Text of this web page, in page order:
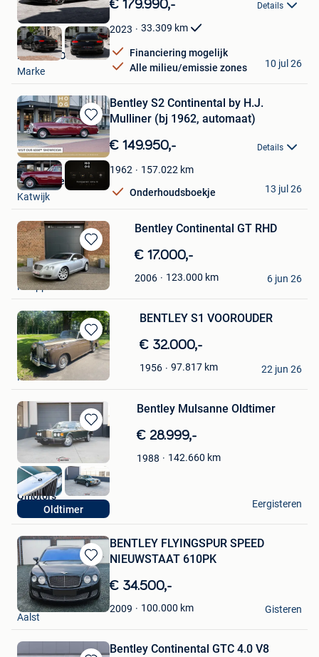
Mijn
Favorieten
€ 179.990,- Details
2023 33.309 km
Financiering mogelijk
Alle milieu/emissie zones
BST MOTORS BV
Marke
10 jul 26
Bewaren
in
Mijn
Favorieten
Bentley S2 Continental by H.J.
Mulliner (bj 1962, automaat)
€ 149.950,- Details
1962 157.022 km
Onderhoudsboekje
HooG Selections
Katwijk
13 jul 26
Bewaren
in
Mijn
Favorieten
Bentley Continental GT RHD
€ 17.000,-
2006 123.000 km
quentin_008
Philippeville
6 jun 26
Bewaren
in
Favorieten
BENTLEY S1 VOOROUDER
€ 32.000,-
1956 97.817 km
Luc
Rixensart
22 jun 26
Bewaren
in
Mijn
Favorieten
Oldtimer
Bentley Mulsanne Oldtimer
€ 28.999,-
1988 142.660 km
Qmotors
Beringen
Eergisteren
Bewaren
in
Mijn
Favorieten
BENTLEY FLYINGSPUR SPEED
NIEUWSTAAT 610PK
€ 34.500,-
2009 100.000 km
Flip
Aalst
Gisteren
Bentley Continental GTC 4.0 V8